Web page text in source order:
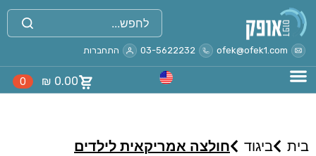
ofek@ofek1.com
03-5622232 התחברות
₪ 0.00
0
בית ביגוד חולצה אמריקאית לילדים